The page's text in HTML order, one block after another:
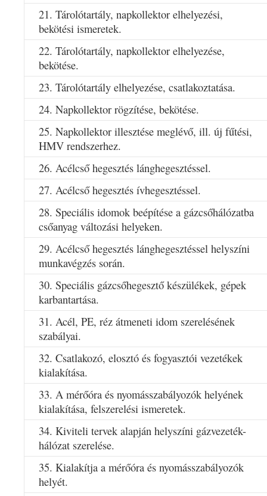
21. Tárolótartály, napkollektor elhelyezési,
bekötési ismeretek.
22. Tárolótartály, napkollektor elhelyezése,
bekötése.
23. Tárolótartály elhelyezése, csatlakoztatása.
24. Napkollektor rögzítése, bekötése.
25. Napkollektor illesztése meglévő, ill. új fűtési,
HMV rendszerhez.
26. Acélcső hegesztés lánghegesztéssel.
27. Acélcső hegesztés ívhegesztéssel.
28. Speciális idomok beépítése a gázcsőhálózatba
csőanyag változási helyeken.
29. Acélcső hegesztés lánghegesztéssel helyszíni
munkavégzés során.
30. Speciális gázcsőhegesztő készülékek, gépek
karbantartása.
31. Acél, PE, réz átmeneti idom szerelésének
szabályai.
32. Csatlakozó, elosztó és fogyasztói vezetékek
kialakítása.
33. A mérőóra és nyomásszabályozók helyének
kialakítása, felszerelési ismeretek.
34. Kiviteli tervek alapján helyszíni gázvezeték-
hálózat szerelése.
35. Kialakítja a mérőóra és nyomásszabályozók
helyét.